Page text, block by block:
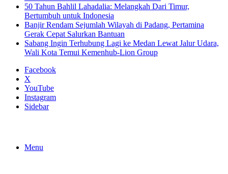
50 Tahun Bahlil Lahadalia: Melangkah Dari Timur,
Bertumbuh untuk Indonesia
Banjir Rendam Sejumlah Wilayah di Padang, Pertamina
Gerak Cepat Salurkan Bantuan
Sabang Ingin Terhubung Lagi ke Medan Lewat Jalur Udara,
Wali Kota Temui Kemenhub-Lion Group
Facebook
X
YouTube
Instagram
Sidebar
Menu